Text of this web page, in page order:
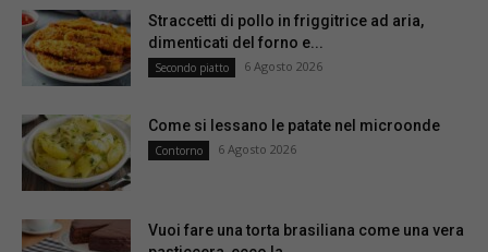
Straccetti di pollo in friggitrice ad aria,
dimenticati del forno e...
Secondo piatto 6 Agosto 2026
Come si lessano le patate nel microonde
Contorno 6 Agosto 2026
Vuoi fare una torta brasiliana come una vera